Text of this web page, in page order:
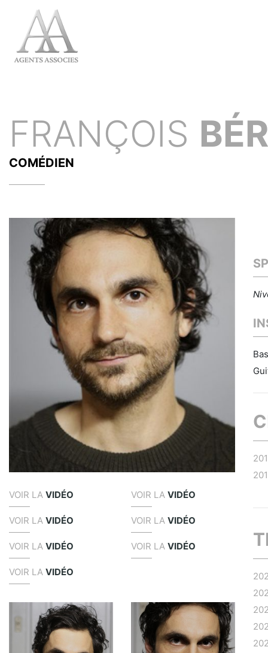
FRANÇOIS
COMÉDIEN
VOIR LA VIDÉO VOIR LAVIDÉO
VOIR LA VIDÉO VOIR LAVIDÉO
VOIR LA VIDÉO VOIR LAVIDÉO
VOIR LA VIDÉO